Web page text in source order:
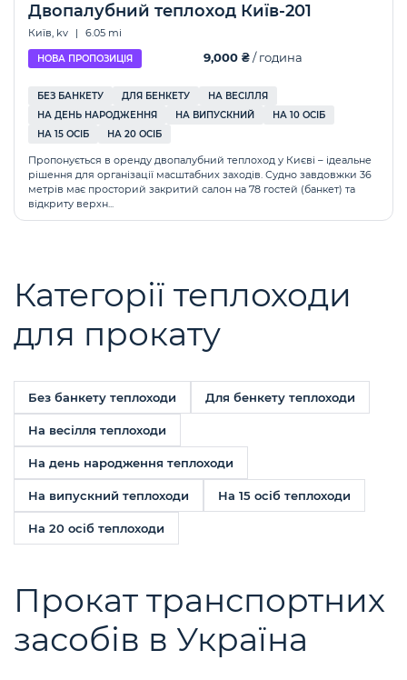
Двопалубний теплоход Київ-201
Київ, kv | 6.05 mi
НОВА ПРОПОЗИЦІЯ 9,000 ₴/ година
БЕЗ БАНКЕТУ ДЛЯ БЕНКЕТУ
НА ВЕСІЛЛЯ
НА ДЕНЬ НАРОДЖЕННЯ
НА ВИПУСКНИЙ
НА 10 ОСІБ
НА 15 ОСІБ
НА 20 ОСІБ
Пропонується в оренду двопалубний теплоход у Києві – ідеальне
рішення для організації масштабних заходів. Судно завдовжки 36
метрів має просторий закритий салон на 78 гостей (банкет) та
відкриту верхн...
Категорії теплоходи
для прокату
Без банкету теплоходи Для бенкету теплоходи
На весілля теплоходи
На день народження теплоходи
На випускний теплоходи На 15 осіб теплоходи
На 20 осіб теплоходи
Прокат транспортних
засобів в Україна